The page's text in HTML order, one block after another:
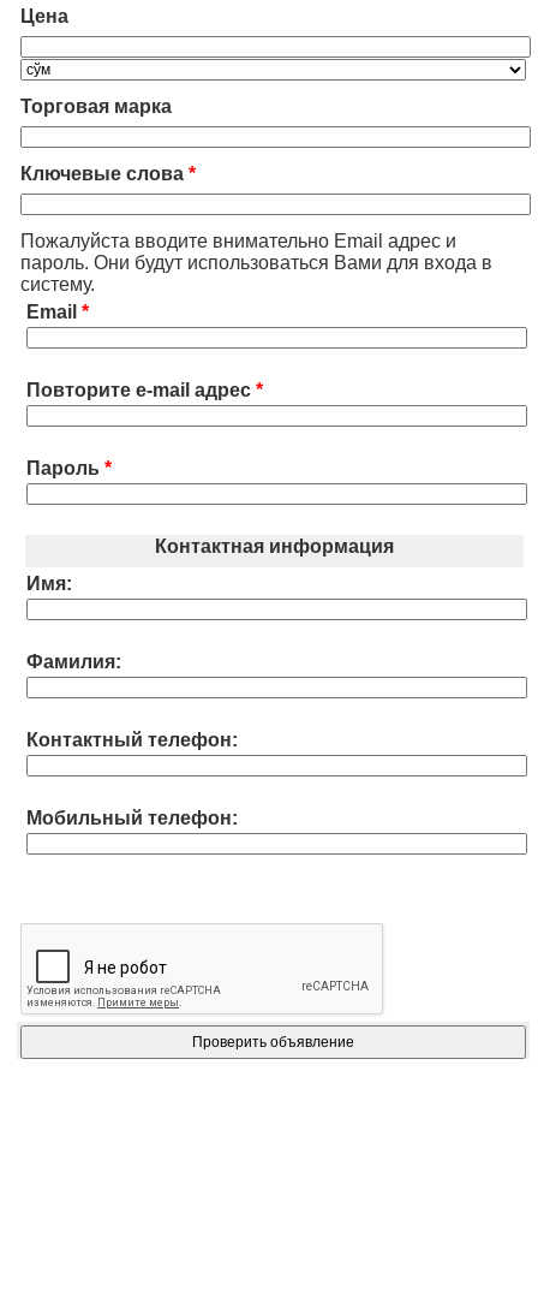
Цена
Торговая марка
Ключевые слова *
Пожалуйста вводите внимательно Email адрес и
пароль. Они будут использоваться Вами для входа в
систему.
Email *
Повторите e-mail адрес *
Пароль *
Контактная информация
Имя:
Фамилия:
Контактный телефон:
Мобильный телефон: